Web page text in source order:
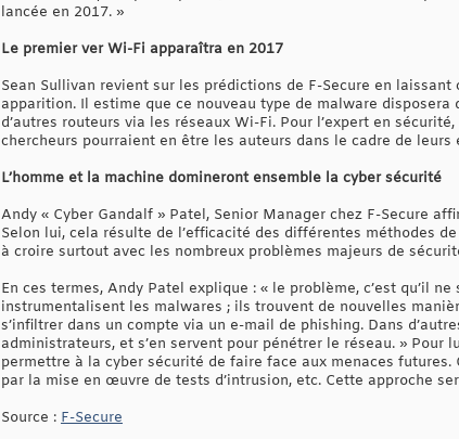
lancée en 2017. »
Le premier ver Wi-Fi apparaîtra en 2017
Sean Sullivan revient sur les prédictions de F-Secure en
apparition. Il estime que ce nouveau type de malware
d’autres routeurs via les réseaux Wi-Fi. Pour l’expert en
chercheurs pourraient en être les auteurs dans le cadre de leurs
L’homme et la machine domineront ensemble la cyber sécurité
Andy « Cyber Gandalf » Patel, Senior Manager chez F-Secure
Selon lui, cela résulte de l’efficacité des différentes méthodes
à croire surtout avec les nombreux problèmes majeurs de
En ces termes, Andy Patel explique : « le problème, c’est qu’il
instrumentalisent les malwares ; ils trouvent de nouvelles
s’infiltrer dans un compte via un e-mail de phishing. Dans
administrateurs, et s’en servent pour pénétrer le réseau. » Pour
permettre à la cyber sécurité de faire face aux menaces
par la mise en œuvre de tests d’intrusion, etc. Cette approche
Source : F-Secure